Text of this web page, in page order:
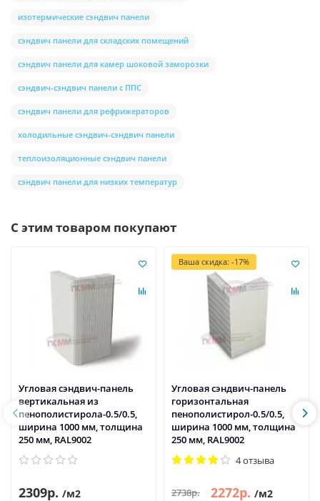
изотермические сэндвич панели
сэндвич панели для складских помещений
сэндвич панели для камер шоковой заморозки
сэндвич-сэндвич панели с ППС
сэндвич панели для рефрижераторов
холодильные сэндвич-сэндвич панели
теплоизоляционные сэндвич панели
сэндвич панели для низких температур
С этим товаром покупают
Угловая сэндвич-панель
вертикальная из
пенополистирола-0.5/0.5,
ширина 1000 мм, толщина
250 мм, RAL9002
2309р. /м2
Ваша скидка: -17%
Угловая сэндвич-панель
горизонтальная
пенополистирол-0.5/0.5,
ширина 1000 мм, толщина
250 мм, RAL9002
4 отзыва
2738р. 2272р. /м2